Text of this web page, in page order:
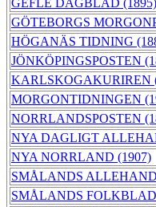
GEFLE DAGBLAD (1895)
GÖTEBORGS
HÖGANÄS TIDNING
JÖNKÖPINGSPOSTEN
KARLSKOGAKURIREN
MORGONTIDNINGEN
NORRLANDSPOSTEN
NYA DAGLIGT
NYA NORRLAND (1907)
SMÅLANDS
SMÅLANDS FOLKBLAD